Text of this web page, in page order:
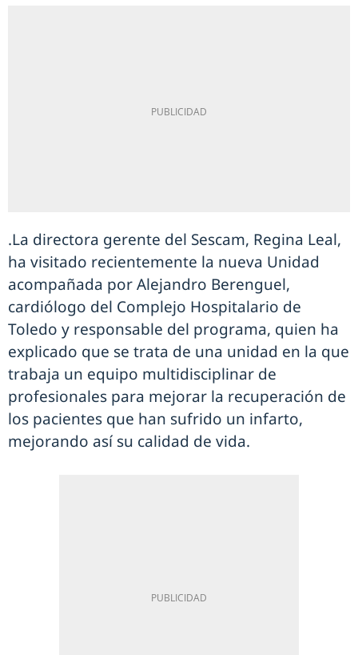
.La directora gerente del Sescam, Regina Leal,
ha visitado recientemente la nueva Unidad
acompañada por Alejandro Berenguel,
cardiólogo del Complejo Hospitalario de
Toledo y responsable del programa, quien ha
explicado que se trata de una unidad en la que
trabaja un equipo multidisciplinar de
profesionales para mejorar la recuperación de
los pacientes que han sufrido un infarto,
mejorando así su calidad de vida.